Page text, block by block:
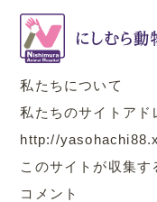
私たちについて
私たちのサイトアド
http://
このサイトが収集す
コメント